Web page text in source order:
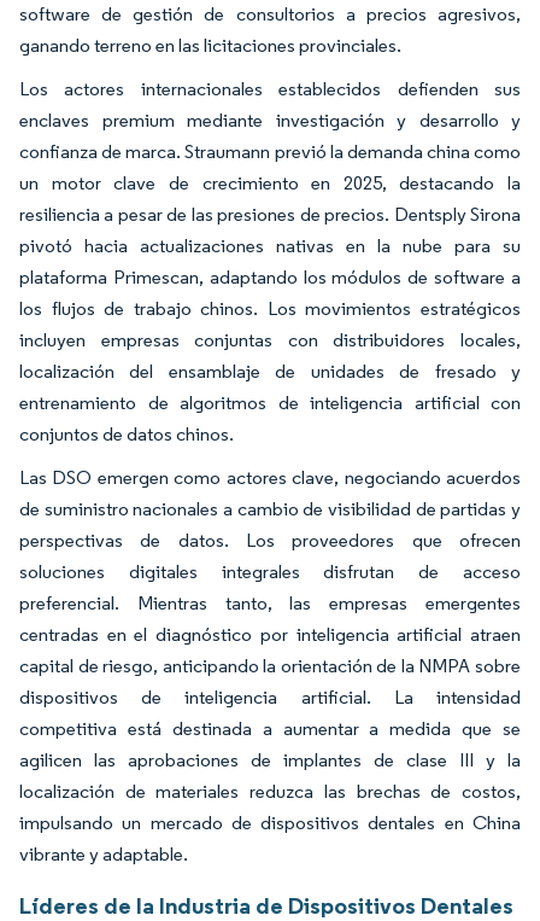
software de gestión de consultorios a precios agresivos,
ganando terreno en las licitaciones provinciales.
Los actores internacionales establecidos defienden sus
enclaves premium mediante investigación y desarrollo y
confianza de marca. Straumann previó la demanda china como
un motor clave de crecimiento en 2025, destacando la
resiliencia a pesar de las presiones de precios. Dentsply Sirona
pivotó hacia actualizaciones nativas en la nube para su
plataforma Primescan, adaptando los módulos de software a
los flujos de trabajo chinos. Los movimientos estratégicos
incluyen empresas conjuntas con distribuidores locales,
localización del ensamblaje de unidades de fresado y
entrenamiento de algoritmos de inteligencia artificial con
conjuntos de datos chinos.
Las DSO emergen como actores clave, negociando acuerdos
de suministro nacionales a cambio de visibilidad de partidas y
perspectivas de datos. Los proveedores que ofrecen
soluciones digitales integrales disfrutan de acceso
preferencial. Mientras tanto, las empresas emergentes
centradas en el diagnóstico por inteligencia artificial atraen
capital de riesgo, anticipando la orientación de la NMPA sobre
dispositivos de inteligencia artificial. La intensidad
competitiva está destinada a aumentar a medida que se
agilicen las aprobaciones de implantes de clase III y la
localización de materiales reduzca las brechas de costos,
impulsando un mercado de dispositivos dentales en China
vibrante y adaptable.
Líderes de la Industria de Dispositivos Dentales